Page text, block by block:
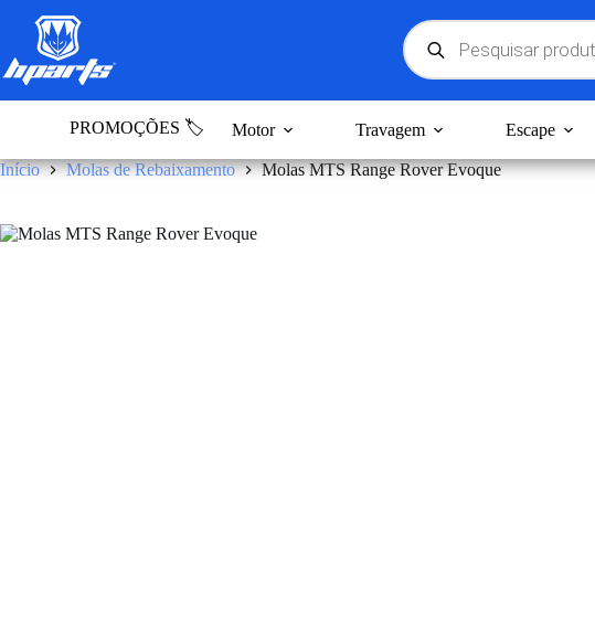
conteúdo
Products
search
PROMOÇÕES 🏷️ Motor Travagem Escape
Início Molas de Rebaixamento Molas MTS Range Rover Evoque